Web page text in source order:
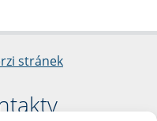
stránek